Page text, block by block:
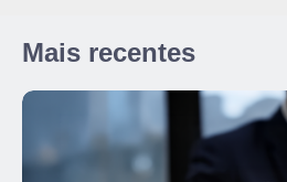
Mais recentes